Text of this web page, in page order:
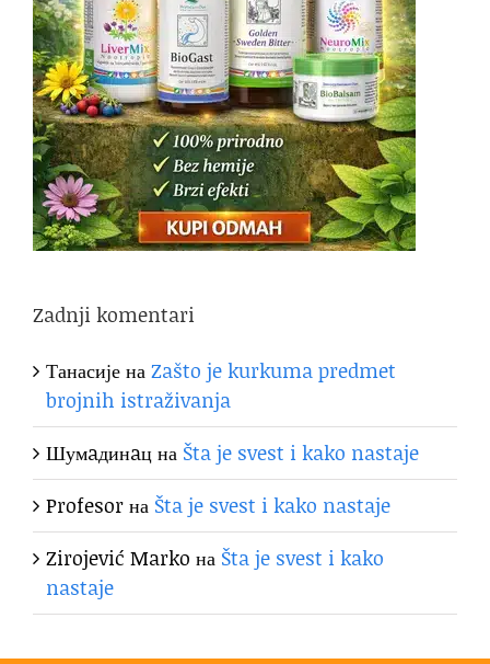
Zadnji komentari
ТанасијенаZašto je kurkuma predmet
brojnih istraživanja
Шумaдинaцна Šta je svest i kako nastaje
Profesorна Šta je svest i kako nastaje
Zirojević Marko на Šta je svest i kako
nastaje